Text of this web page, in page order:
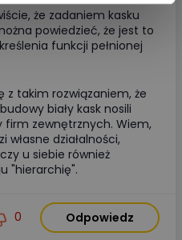
że zadaniem kasku
powiedzieć, że jest to
funkcji pełnionej
z takim rozwiązaniem, że
biały kask nosili
firm zewnętrznych. Wiem,
własne działalności,
u siebie również
"hierarchię".
0 Odpowiedz